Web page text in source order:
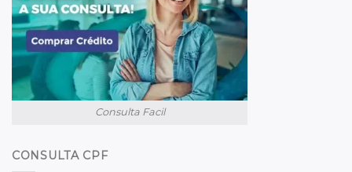
Consulta Facil
CONSULTA CPF